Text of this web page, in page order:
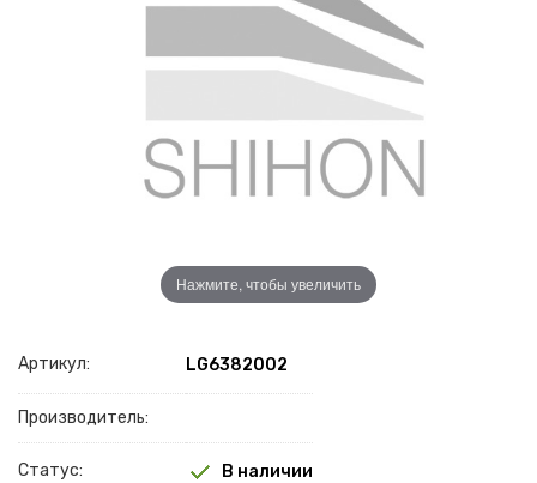
Нажмите, чтобы увеличить
Артикул: LG6382002
Производитель:
Статус: В наличии